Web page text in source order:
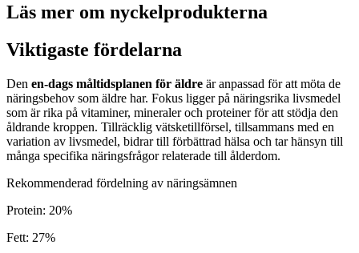
Läs mer om nyckelprodukterna
Viktigaste fördelarna
Den en-dags måltidsplanen för äldre är anpassad för att möta de
näringsbehov som äldre har. Fokus ligger på näringsrika livsmedel
som är rika på vitaminer, mineraler och proteiner för att stödja den
åldrande kroppen. Tillräcklig vätsketillförsel, tillsammans med en
variation av livsmedel, bidrar till förbättrad hälsa och tar hänsyn till
många specifika näringsfrågor relaterade till ålderdom.
Rekommenderad fördelning av näringsämnen
Protein: 20%
Fett: 27%